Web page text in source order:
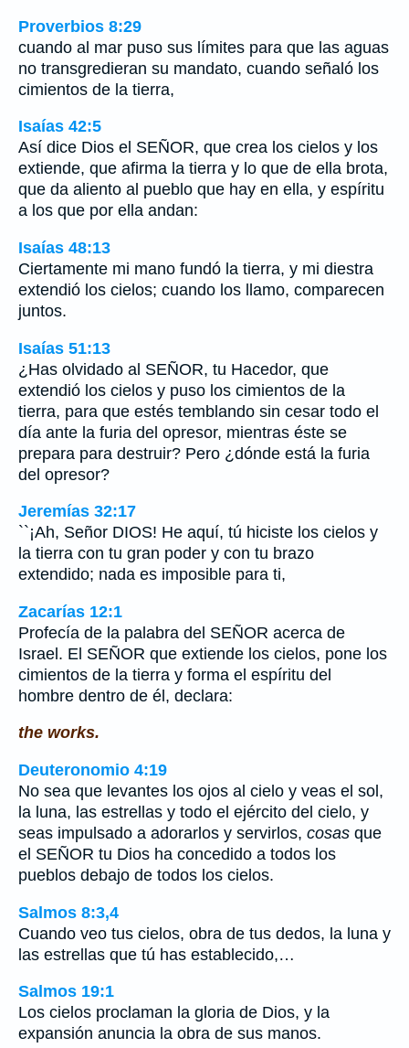
Proverbios 8:29
cuando al mar puso sus límites para que las aguas
no transgredieran su mandato, cuando señaló los
cimientos de la tierra,
Isaías 42:5
Así dice Dios el SEÑOR, que crea los cielos y los
extiende, que afirma la tierra y lo que de ella brota,
que da aliento al pueblo que hay en ella, y espíritu
a los que por ella andan:
Isaías 48:13
Ciertamente mi mano fundó la tierra, y mi diestra
extendió los cielos; cuando los llamo, comparecen
juntos.
Isaías 51:13
¿Has olvidado al SEÑOR, tu Hacedor, que
extendió los cielos y puso los cimientos de la
tierra, para que estés temblando sin cesar todo el
día ante la furia del opresor, mientras éste se
prepara para destruir? Pero ¿dónde está la furia
del opresor?
Jeremías 32:17
``¡Ah, Señor DIOS! He aquí, tú hiciste los cielos y
la tierra con tu gran poder y con tu brazo
extendido; nada es imposible para ti,
Zacarías 12:1
Profecía de la palabra del SEÑOR acerca de
Israel. El SEÑOR que extiende los cielos, pone los
cimientos de la tierra y forma el espíritu del
hombre dentro de él, declara:
the works.
Deuteronomio 4:19
No sea que levantes los ojos al cielo y veas el sol,
la luna, las estrellas y todo el ejército del cielo, y
seas impulsado a adorarlos y servirlos, cosas que
el SEÑOR tu Dios ha concedido a todos los
pueblos debajo de todos los cielos.
Salmos 8:3,4
Cuando veo tus cielos, obra de tus dedos, la luna y
las estrellas que tú has establecido,…
Salmos 19:1
Los cielos proclaman la gloria de Dios, y la
expansión anuncia la obra de sus manos.